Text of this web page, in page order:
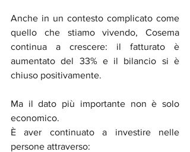
Anche in un contesto complicato come
quello che stiamo vivendo, Cosema
continua a crescere: il fatturato è
aumentato del 33% e il bilancio si è
chiuso positivamente.
Ma il dato più importante non è solo
economico.
È aver continuato a investire nelle
persone attraverso: